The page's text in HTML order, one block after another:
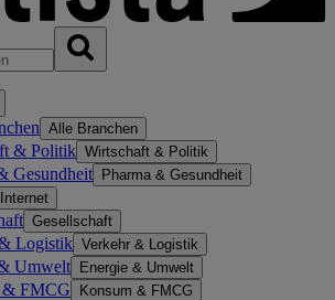
Alle Branchen
& Politik Wirtschaft & Politik
Gesundheit Pharma & Gesundheit
Internet
Gesellschaft
Logistik Verkehr & Logistik
Umwelt Energie & Umwelt
& FMCG Konsum & FMCG